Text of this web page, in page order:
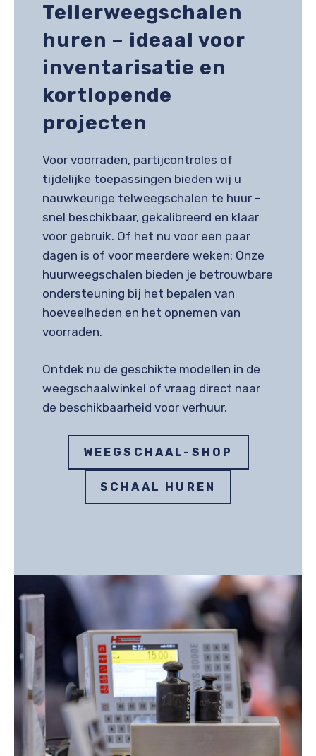
Tellerweegschalen
huren – ideaal voor
inventarisatie en
kortlopende
projecten
Voor voorraden, partijcontroles of
tijdelijke toepassingen bieden wij u
nauwkeurige telweegschalen te huur –
snel beschikbaar, gekalibreerd en klaar
voor gebruik. Of het nu voor een paar
dagen is of voor meerdere weken: Onze
huurweegschalen bieden je betrouwbare
ondersteuning bij het bepalen van
hoeveelheden en het opnemen van
voorraden.
Ontdek nu de geschikte modellen in de
weegschaalwinkel of vraag direct naar
de beschikbaarheid voor verhuur.
WEEGSCHAAL-SHOP
SCHAAL HUREN